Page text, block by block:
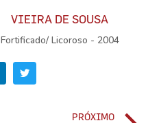
VIEIRA DE SOUSA
Fortificado/ Licoroso - 2004
PRÓXIMO